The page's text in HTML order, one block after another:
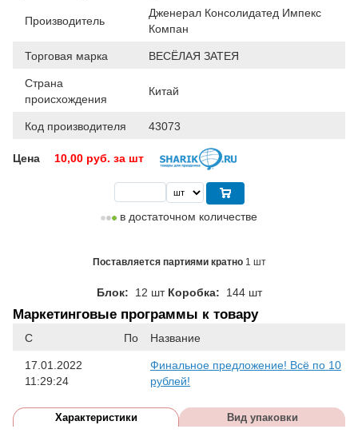
Производитель
Дженерал Консолидатед Импекс
Компан
Торговая марка ВЕСЁЛАЯ ЗАТЕЯ
Страна
происхождения
Китай
Код производителя 43073
Цена 10,00 руб. за шт
в достаточном количестве
Поставляется партиями кратно 1 шт
Блок: 12 шт Коробка: 144 шт
Маркетинговые программы к товару
С По Название
17.01.2022
11:29:24
Финальное предложение! Всё по 10
рублей!
Характеристики Вид упаковки